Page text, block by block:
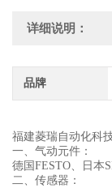
详细说明：
品牌
福建菱瑞自动化科
一、气动元件：
德国FESTO、日本
二、传感器：